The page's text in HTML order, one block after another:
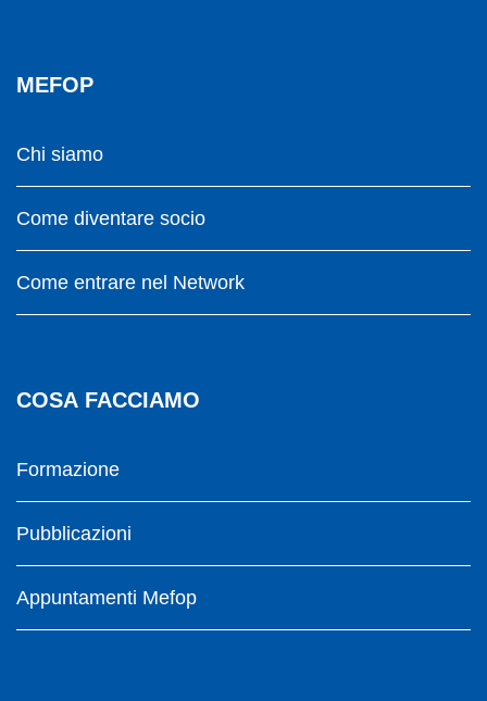
MEFOP
Chi siamo
Come diventare socio
Come entrare nel Network
COSA FACCIAMO
Formazione
Pubblicazioni
Appuntamenti Mefop